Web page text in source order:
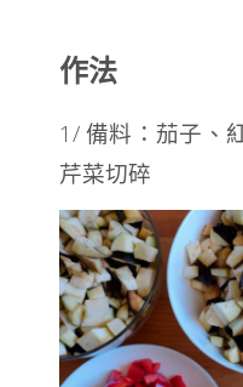
作法
1/ 備料：茄子、
芹菜切碎